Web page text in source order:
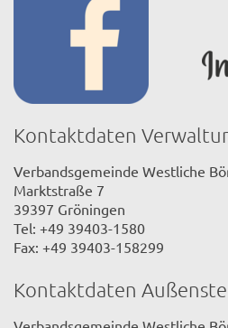
Kontaktdaten
Verbandsgemeinde Westliche
Marktstraße 7
39397 Gröningen
Tel: +49 39403-1580
Fax: +49 39403-158299
Kontaktdaten